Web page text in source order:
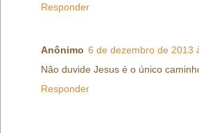
Responder
Anônimo 6 de dezembro de 2013
Não duvide Jesus é o único
Responder